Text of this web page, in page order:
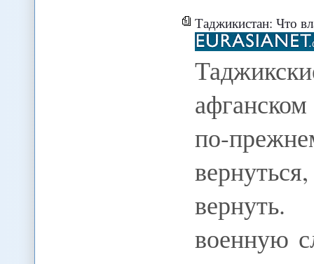
Таджикистан: Что
по-
вернуть.
военную